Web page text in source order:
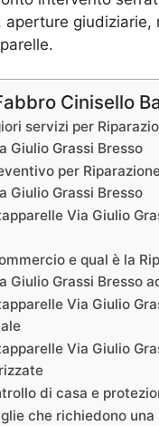
giudiziarie,
Cinisello
servizi per
Giulio Grassi Bresso
per
Giulio Grassi Bresso
Via Giulio
e qual è la
Giulio Grassi Bresso
Via Giulio
Via Giulio
di casa e
che richiedono una